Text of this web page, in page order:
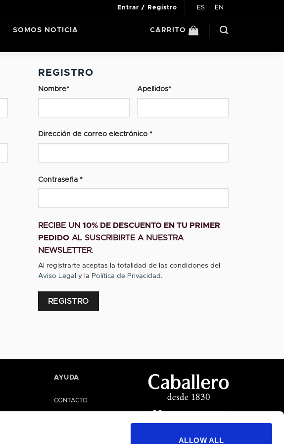
ALLOW ALL
Entrar / Registro ES EN
SOMOS NOTICIA CARRITO
REGISTRO
Nombre* Apellidos*
Dirección de correo electrónico *
Contraseña *
RECIBE UN 10% DE DESCUENTO EN TU PRIMER
PEDIDOAL SUSCRIBIRTE A NUESTRA
NEWSLETTER.
Al registrarte aceptas la totalidad de las condiciones del
Aviso Legal y la Política de Privacidad .
REGISTRO
AYUDA
CONTACTO